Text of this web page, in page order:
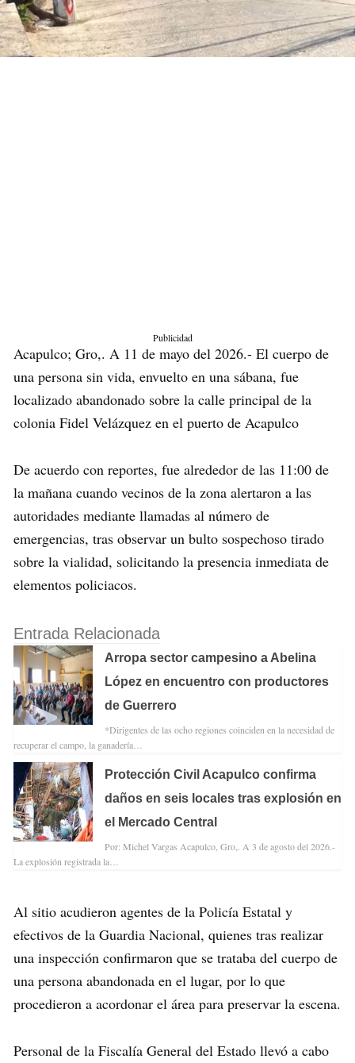
Publicidad
Acapulco; Gro,. A 11 de mayo del 2026.- El cuerpo de
una persona sin vida, envuelto en una sábana, fue
localizado abandonado sobre la calle principal de la
colonia Fidel Velázquez en el puerto de Acapulco
De acuerdo con reportes, fue alrededor de las 11:00 de
la mañana cuando vecinos de la zona alertaron a las
autoridades mediante llamadas al número de
emergencias, tras observar un bulto sospechoso tirado
sobre la vialidad, solicitando la presencia inmediata de
elementos policiacos.
Entrada Relacionada
Arropa sector campesino a Abelina
López en encuentro con productores
de Guerrero
*Dirigentes de las ocho regiones coinciden en la necesidad de
recuperar el campo, la ganadería…
Protección Civil Acapulco confirma
daños en seis locales tras explosión en
el Mercado Central
Por: Michel Vargas Acapulco, Gro,. A 3 de agosto del 2026.-
La explosión registrada la…
Al sitio acudieron agentes de la Policía Estatal y
efectivos de la Guardia Nacional, quienes tras realizar
una inspección confirmaron que se trataba del cuerpo de
una persona abandonada en el lugar, por lo que
procedieron a acordonar el área para preservar la escena.
Personal de la Fiscalía General del Estado llevó a cabo